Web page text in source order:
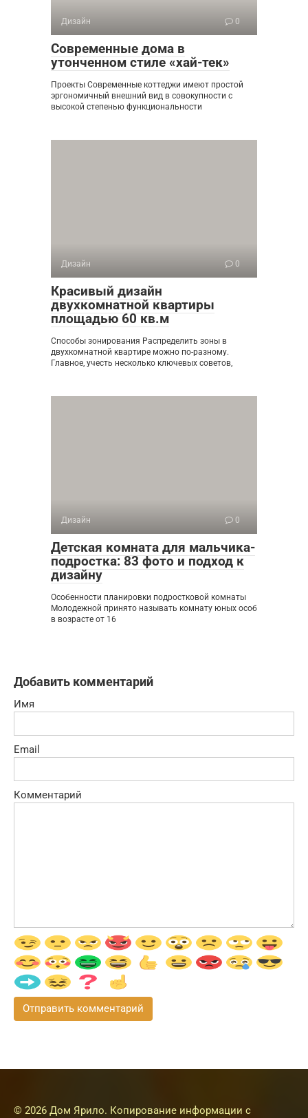
Дизайн 0
Современные дома в
утонченном стиле «хай-тек»
Проекты Современные коттеджи имеют простой
эргономичный внешний вид в совокупности с
высокой степенью функциональности
Дизайн 0
Красивый дизайн
двухкомнатной квартиры
площадью 60 кв.м
Способы зонирования Распределить зоны в
двухкомнатной квартире можно по-разному.
Главное, учесть несколько ключевых советов,
Дизайн 0
Детская комната для мальчика-
подростка: 83 фото и подход к
дизайну
Особенности планировки подростковой комнаты
Молодежной принято называть комнату юных особ
в возрасте от 16
Добавить комментарий
Имя
Email
Комментарий
© 2026 Дом Ярило. Копирование информации с